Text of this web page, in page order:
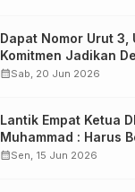
Dapat Nomor Urut 3,
Komitmen Jadikan
Jauh lebih Baik
calendar_monthSab, 20 Jun 2026
Lantik Empat Ketua
Muhammad : Harus
Pejuang
calendar_monthSen, 15 Jun 2026